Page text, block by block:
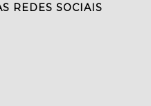
REDES SOCIAIS